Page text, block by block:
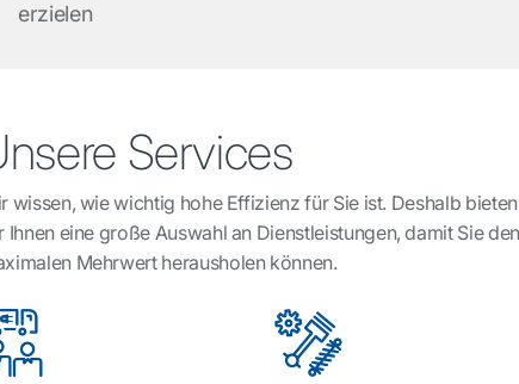
erzielen
Services
wissen, wie wichtig hohe Effizienz für Sie ist. Deshalb bieten
Ihnen eine große Auswahl an Dienstleistungen, damit Sie den
Mehrwert herausholen können.